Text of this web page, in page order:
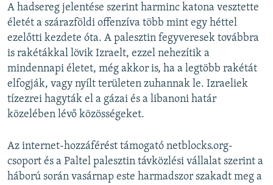
A hadsereg jelentése szerint harminc katona vesztette
életét a szárazföldi offenzíva több mint egy héttel
ezelőtti kezdete óta. A palesztin fegyveresek továbbra
is rakétákkal lövik Izraelt, ezzel nehezítik a
mindennapi életet, még akkor is, ha a legtöbb rakétát
elfogják, vagy nyílt területen zuhannak le. Izraeliek
tízezrei hagyták el a gázai és a libanoni határ
közelében lévő közösségeket.
Az internet-hozzáférést támogató netblocks.org-
csoport és a Paltel palesztin távközlési vállalat szerint a
háború során vasárnap este harmadszor szakadt meg a